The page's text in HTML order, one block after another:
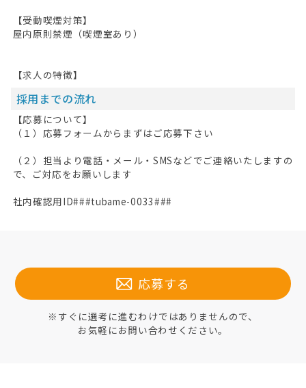
【受動喫煙対策】
屋内原則禁煙（喫煙室あり）
【求人の特徴】
採用までの流れ
【応募について】
（１）応募フォームからまずはご応募下さい
（２）担当より電話・メール・SMSなどでご連絡いたしますの
で、ご対応をお願いします
社内確認用ID###tubame-0033###
応募する
※すぐに選考に進むわけではありませんので、
お気軽にお問い合わせください。